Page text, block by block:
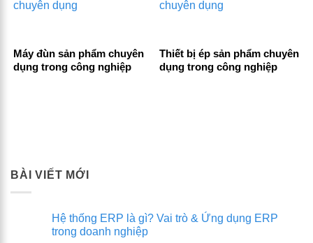
Máy đùn sản phẩm chuyên
dụng trong công nghiệp
Thiết bị ép sản phẩm chuyên
dụng trong công nghiệp
BÀI VIẾT MỚI
Hệ thống ERP là gì? Vai trò & Ứng dụng ERP
trong doanh nghiệp